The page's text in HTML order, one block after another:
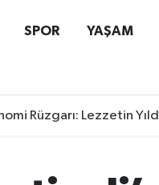
SPOR YAŞAM
Rüzgarı: Lezzetin